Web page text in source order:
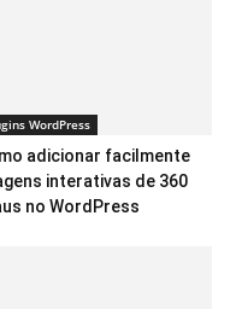
WordPress
adicionar facilmente
interativas de 360
no WordPress